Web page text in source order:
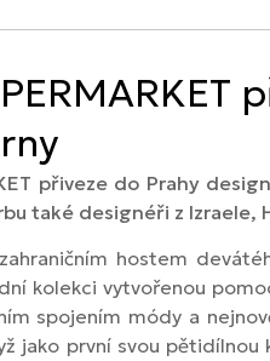
přiveze do Prahy
také designéři z Izraele,
hostem
kolekci vytvořenou
spojením módy a
jako první svou